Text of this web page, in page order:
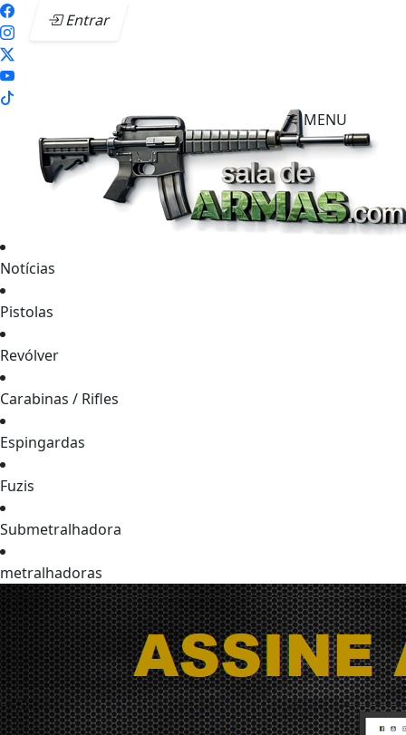
Entrar
MENU
Notícias
Pistolas
Revólver
Carabinas / Rifles
Espingardas
Fuzis
Submetralhadora
metralhadoras